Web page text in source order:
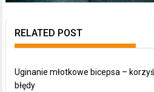
RELATED POST
Uginanie młotkowe bicepsa –
błędy